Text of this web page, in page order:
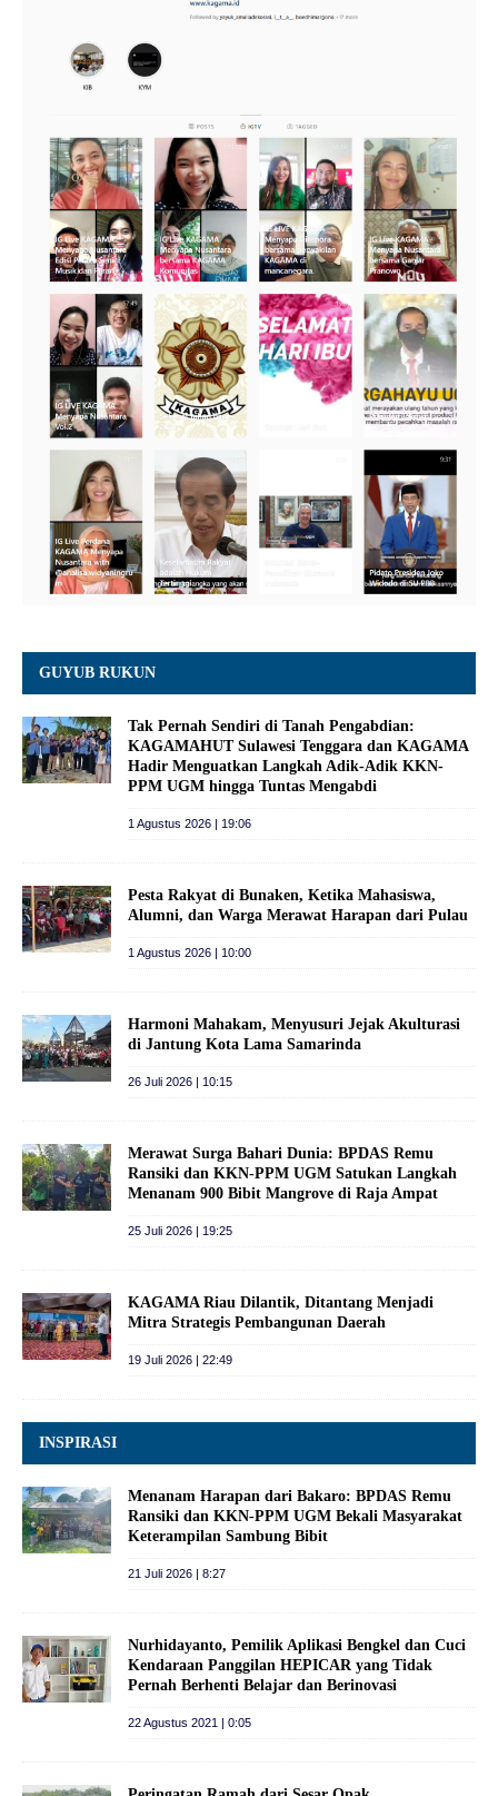
GUYUB RUKUN
Tak Pernah Sendiri di Tanah Pengabdian:
KAGAMAHUT Sulawesi Tenggara dan KAGAMA
Hadir Menguatkan Langkah Adik-Adik KKN-
PPM UGM hingga Tuntas Mengabdi
1 Agustus 2026 | 19:06
Pesta Rakyat di Bunaken, Ketika Mahasiswa,
Alumni, dan Warga Merawat Harapan dari Pulau
1 Agustus 2026 | 10:00
Harmoni Mahakam, Menyusuri Jejak Akulturasi
di Jantung Kota Lama Samarinda
26 Juli 2026 | 10:15
Merawat Surga Bahari Dunia: BPDAS Remu
Ransiki dan KKN-PPM UGM Satukan Langkah
Menanam 900 Bibit Mangrove di Raja Ampat
25 Juli 2026 | 19:25
KAGAMA Riau Dilantik, Ditantang Menjadi
Mitra Strategis Pembangunan Daerah
19 Juli 2026 | 22:49
INSPIRASI
Menanam Harapan dari Bakaro: BPDAS Remu
Ransiki dan KKN-PPM UGM Bekali Masyarakat
Keterampilan Sambung Bibit
21 Juli 2026 | 8:27
Nurhidayanto, Pemilik Aplikasi Bengkel dan Cuci
Kendaraan Panggilan HEPICAR yang Tidak
Pernah Berhenti Belajar dan Berinovasi
22 Agustus 2021 | 0:05